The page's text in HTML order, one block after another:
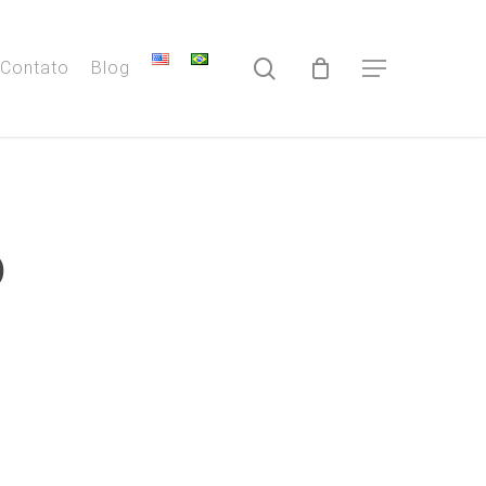
Contato Blog search Menu